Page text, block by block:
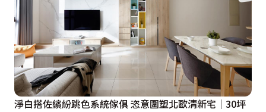
淨白搭佐繽紛跳色系統傢俱 恣意圍塑北歐清新宅│30坪